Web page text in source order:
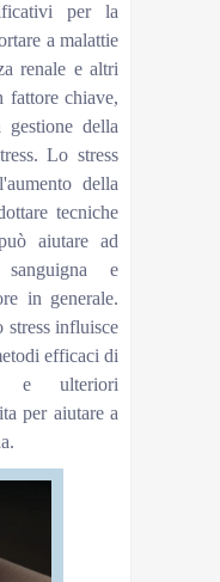
per la
a malattie
renale e altri
fattore chiave,
gestione della
Lo stress
della
tecniche
aiutare ad
e
in generale.
stress influisce
efficaci di
e ulteriori
per aiutare a